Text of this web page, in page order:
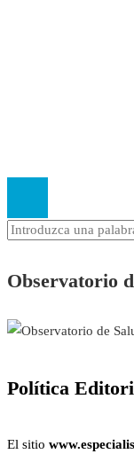
Observatorio
Política
El sitio